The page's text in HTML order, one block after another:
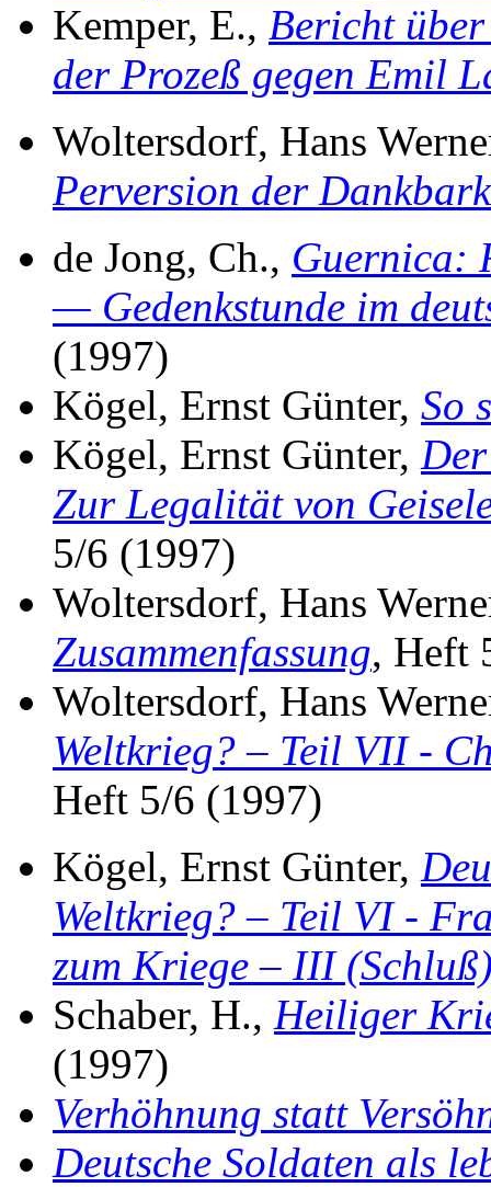
Kemper, E., Bericht
der Prozeß gegen Emil
Woltersdorf, Hans
Perversion der
de Jong, Ch., Guernica:
— Gedenkstunde im
(1997)
Kögel, Ernst Günter, So
Kögel, Ernst Günter,
Zur Legalität von
5/6 (1997)
Woltersdorf, Hans
Zusammenfassung, Heft
Woltersdorf, Hans
Weltkrieg? – Teil VII -
Heft 5/6 (1997)
Kögel, Ernst Günter,
Weltkrieg? – Teil VI -
zum Kriege – III
Schaber, H., Heiliger
(1997)
Verhöhnung statt
Deutsche Soldaten als